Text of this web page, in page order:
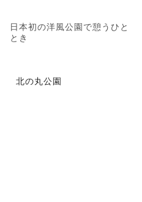
日本初の洋風公園で憩うひと
とき
北の丸公園